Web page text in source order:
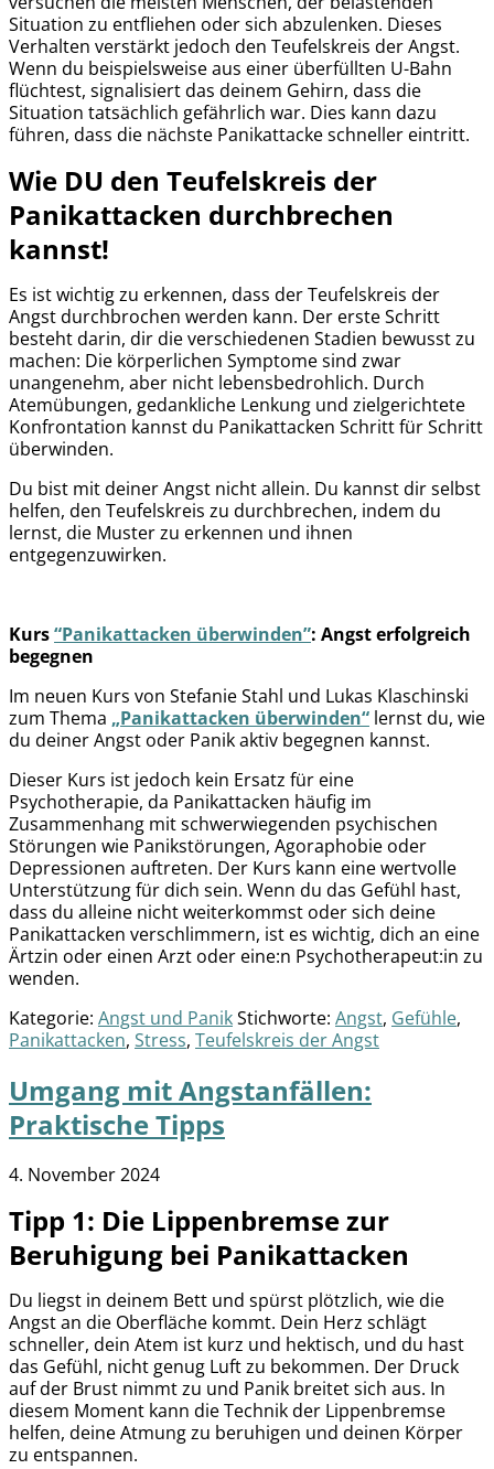
Situation zu entfliehen oder sich abzulenken. Dieses
Verhalten verstärkt jedoch den Teufelskreis der Angst.
Wenn du beispielsweise aus einer überfüllten U-Bahn
flüchtest, signalisiert das deinem Gehirn, dass die
Situation tatsächlich gefährlich war. Dies kann dazu
führen, dass die nächste Panikattacke schneller eintritt.
Wie DU den Teufelskreis der
Panikattacken durchbrechen
kannst!
Es ist wichtig zu erkennen, dass der Teufelskreis der
Angst durchbrochen werden kann. Der erste Schritt
besteht darin, dir die verschiedenen Stadien bewusst zu
machen: Die körperlichen Symptome sind zwar
unangenehm, aber nicht lebensbedrohlich. Durch
Atemübungen, gedankliche Lenkung und zielgerichtete
Konfrontation kannst du Panikattacken Schritt für Schritt
überwinden.
Du bist mit deiner Angst nicht allein. Du kannst dir selbst
helfen, den Teufelskreis zu durchbrechen, indem du
lernst, die Muster zu erkennen und ihnen
entgegenzuwirken.
Kurs“Panikattacken überwinden”: Angst erfolgreich
begegnen
Im neuen Kurs von Stefanie Stahl und Lukas Klaschinski
zum Thema „Panikattacken überwinden“ lernst du, wie
du deiner Angst oder Panik aktiv begegnen kannst.
Dieser Kurs ist jedoch kein Ersatz für eine
Psychotherapie, da Panikattacken häufig im
Zusammenhang mit schwerwiegenden psychischen
Störungen wie Panikstörungen, Agoraphobie oder
Depressionen auftreten. Der Kurs kann eine wertvolle
Unterstützung für dich sein. Wenn du das Gefühl hast,
dass du alleine nicht weiterkommst oder sich deine
Panikattacken verschlimmern, ist es wichtig, dich an eine
Ärtzin oder einen Arzt oder eine:n Psychotherapeut:in zu
wenden.
Kategorie: Angst und PanikStichworte: Angst, Gefühle,
Panikattacken, Stress, Teufelskreis der Angst
Umgang mit Angstanfällen:
Praktische Tipps
4. November 2024
Tipp 1: Die Lippenbremse zur
Beruhigung bei Panikattacken
Du liegst in deinem Bett und spürst plötzlich, wie die
Angst an die Oberfläche kommt. Dein Herz schlägt
schneller, dein Atem ist kurz und hektisch, und du hast
das Gefühl, nicht genug Luft zu bekommen. Der Druck
auf der Brust nimmt zu und Panik breitet sich aus. In
diesem Moment kann die Technik der Lippenbremse
helfen, deine Atmung zu beruhigen und deinen Körper
zu entspannen.